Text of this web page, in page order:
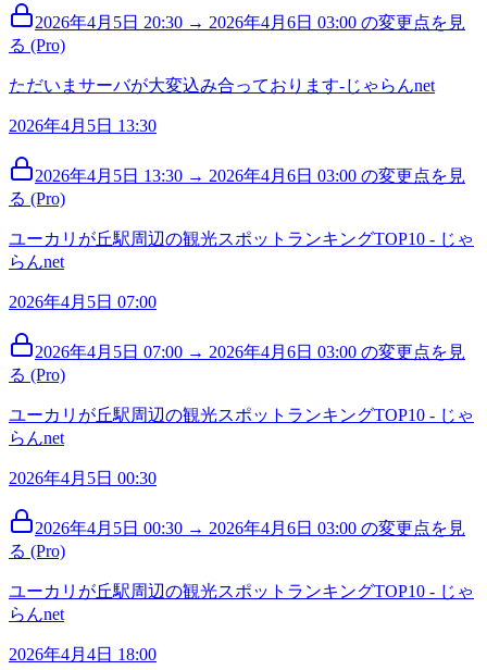
2026年4月5日 20:30 → 2026年4月6日 03:00 の変更点を見
る (Pro)
ただいまサーバが大変込み合っております-じゃらんnet
2026年4月5日 13:30
2026年4月5日 13:30 → 2026年4月6日 03:00 の変更点を見
る (Pro)
ユーカリが丘駅周辺の観光スポットランキングTOP10 - じゃ
らんnet
2026年4月5日 07:00
2026年4月5日 07:00 → 2026年4月6日 03:00 の変更点を見
る (Pro)
ユーカリが丘駅周辺の観光スポットランキングTOP10 - じゃ
らんnet
2026年4月5日 00:30
2026年4月5日 00:30 → 2026年4月6日 03:00 の変更点を見
る (Pro)
ユーカリが丘駅周辺の観光スポットランキングTOP10 - じゃ
らんnet
2026年4月4日 18:00